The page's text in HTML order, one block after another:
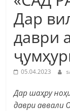
Дар
даври
05.04.2023
Дар шаҳру
даври аввали